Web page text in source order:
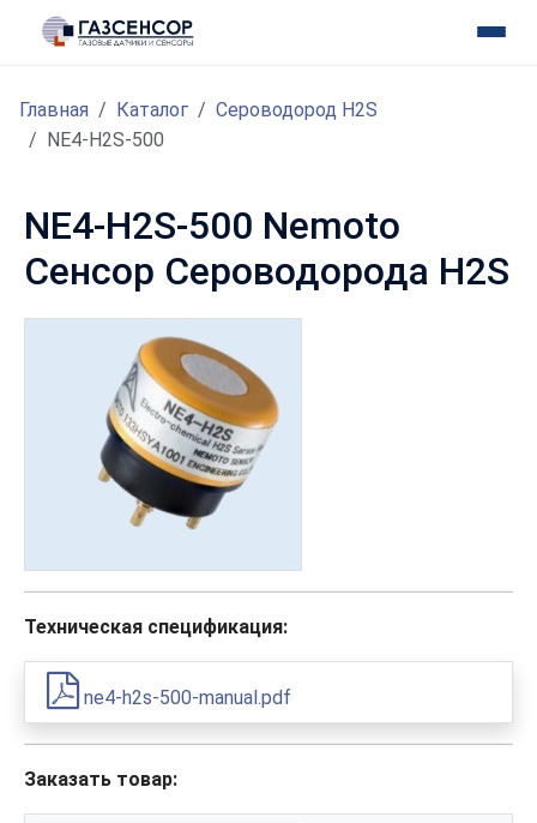
Главная Каталог
Сероводород H2S
NE4-H2S-500
NE4-H2S-500 Nemoto
Сенсор Сероводорода H2S
Техническая спецификация:
ne4-h2s-500-manual.pdf
Заказать товар: